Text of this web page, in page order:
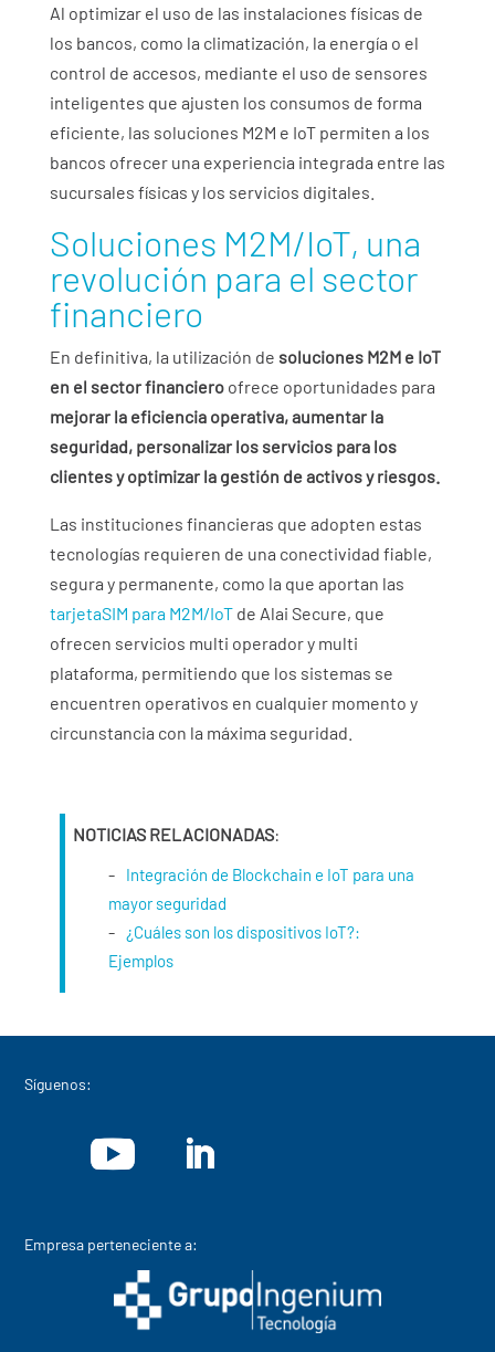
Al optimizar el uso de las instalaciones físicas de
los bancos, como la climatización, la energía o el
control de accesos, mediante el uso de sensores
inteligentes que ajusten los consumos de forma
eficiente, las soluciones M2M e IoT permiten a los
bancos ofrecer una experiencia integrada entre las
sucursales físicas y los servicios digitales.
Soluciones M2M/IoT, una
revolución para el sector
financiero
En definitiva, la utilización de soluciones M2M e IoT
en el sector financieroofrece oportunidades para
mejorar la eficiencia operativa, aumentar la
seguridad, personalizar los servicios para los
clientes y optimizar la gestión de activos y riesgos.
Las instituciones financieras que adopten estas
tecnologías requieren de una conectividad fiable,
segura y permanente, como la que aportan las
tarjetaSIM para M2M/IoTde Alai Secure, que
ofrecen servicios multi operador y multi
plataforma, permitiendo que los sistemas se
encuentren operativos en cualquier momento y
circunstancia con la máxima seguridad.
NOTICIAS RELACIONADAS:
Integración de Blockchain e IoT para una
mayor seguridad
¿Cuáles son los dispositivos IoT?:
Ejemplos
Síguenos:
Empresa perteneciente a: